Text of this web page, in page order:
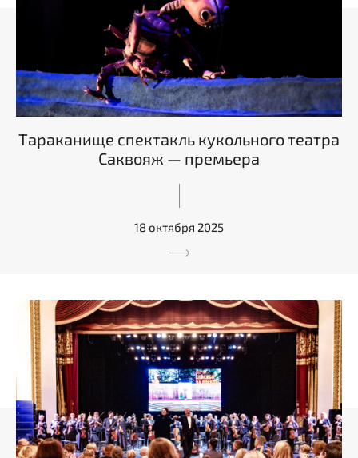
Тараканище спектакль кукольного театра
Саквояж — премьера
18 октября 2025